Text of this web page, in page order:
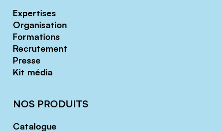
Expertises
Organisation
Formations
Recrutement
Presse
Kit média
NOS PRODUITS
Catalogue